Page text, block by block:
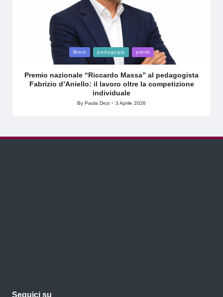
Brevi pedagogia premi
Premio nazionale “Riccardo Massa” al pedagogista
Fabrizio d’Aniello: il lavoro oltre la competizione
individuale
Posted
By Paola Dezi 3 Aprile 2026
Seguici su